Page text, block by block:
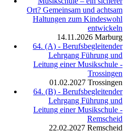
Ort? Gemeinsam und achtsam
Haltungen zum Kindeswohl
entwickeln
14.11.2026 Marburg
64. (A) - Berufsbegleitender
Lehrgang Führung und
Leitung einer Musikschule -
Trossingen
01.02.2027 Trossingen
64. (B) - Berufsbegleitender
Lehrgang Führung und
Leitung einer Musikschule -
Remscheid
22.02.2027 Remscheid